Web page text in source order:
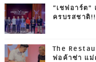
“เชฟอาร์ต”
ครบรสชาติ
The
พ่อค้าซ่า แม่